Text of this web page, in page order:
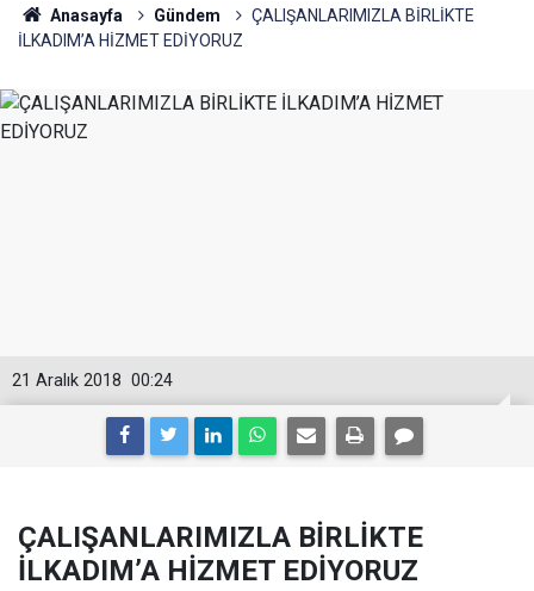
Anasayfa Gündem
ÇALIŞANLARIMIZLA BİRLİKTE
İLKADIM’A HİZMET EDİYORUZ
00:24
21 Aralık 2018
ÇALIŞANLARIMIZLA BİRLİKTE
İLKADIM’A HİZMET EDİYORUZ